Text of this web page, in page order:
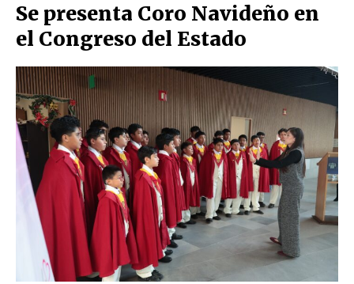
Se presenta Coro Navideño en
el Congreso del Estado